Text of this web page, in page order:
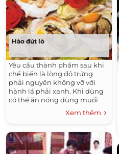
Hào đút lò
Yêu cầu thành phẩm sau khi
chế biến là lòng đỏ trứng
phải nguyên không vỡ với
hành lá phải xanh. Khi dùng
có thể ăn nóng dùng muối
Xem thêm